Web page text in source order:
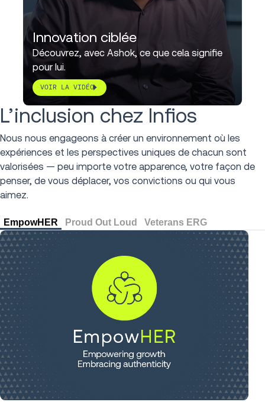
Innovation ciblée
Découvrez, avec Ashok, ce que cela signifie
pour lui.
VOIR LA VIDÉO
L’inclusion chez Infios
Nous nous engageons à créer un environnement où les
expériences et les perspectives uniques de chacun sont
valorisées — peu importe votre apparence, votre façon de
penser, de vous déplacer, vos convictions ou qui vous
aimez.
EmpowHER Proud Out Loud Veterans ERG